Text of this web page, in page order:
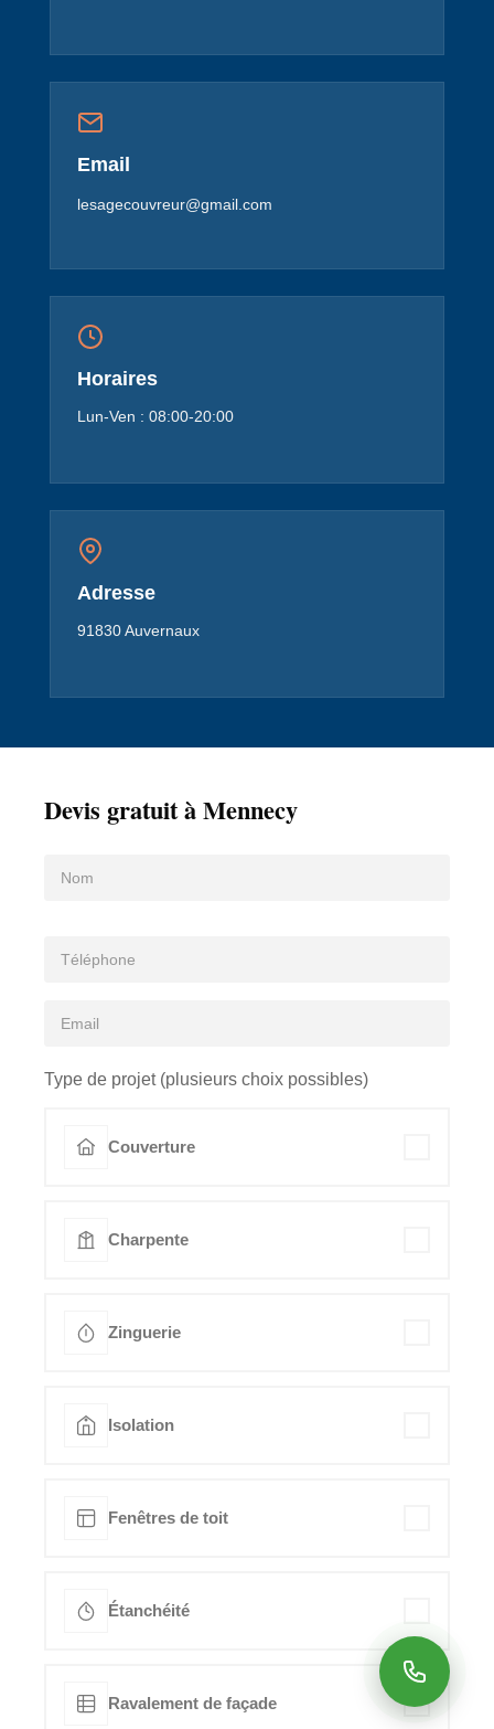
Email
lesagecouvreur@gmail.com
Horaires
Lun-Ven : 08:00-20:00
Adresse
91830 Auvernaux
Devis gratuit à Mennecy
Type de projet (plusieurs choix possibles)
Couverture
Charpente
Zinguerie
Isolation
Fenêtres de toit
Étanchéité
Ravalement de façade